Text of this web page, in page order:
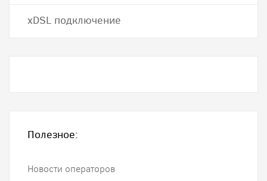
хDSL подключение
Полезное:
Новости операторов